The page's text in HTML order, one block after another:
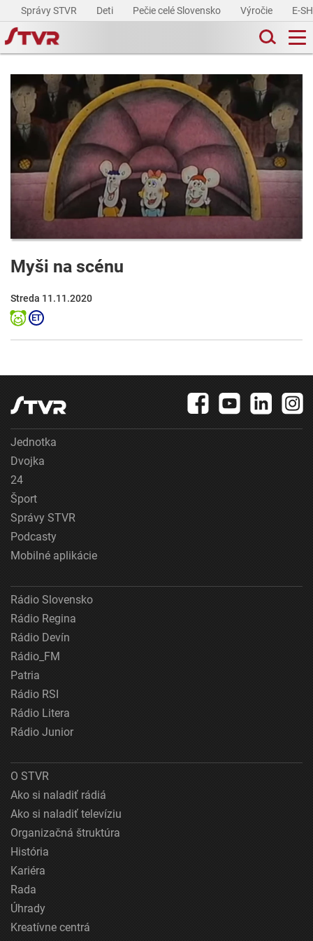
Správy STVR Deti Pečie celé Slovensko Výročie E-
Myši na scénu
Streda 11.11.2020
Jednotka
Dvojka
24
Šport
Správy STVR
Podcasty
Mobilné aplikácie
Rádio Slovensko
Rádio Regina
Rádio Devín
Rádio_FM
Patria
Rádio RSI
Rádio Litera
Rádio Junior
O STVR
Ako si naladiť rádiá
Ako si naladiť televíziu
Organizačná štruktúra
História
Kariéra
Rada
Úhrady
Kreatívne centrá